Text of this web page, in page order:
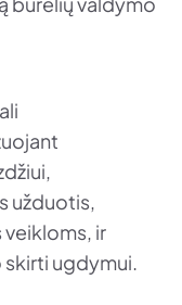
užduotis,
veikloms, ir
ugdymui.